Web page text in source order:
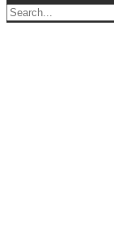
Search